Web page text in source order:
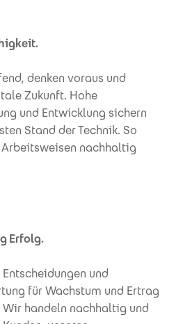
denken voraus und
Zukunft. Hohe
und Entwicklung sichern
Stand der Technik. So
nachhaltig
Erfolg.
und
für Wachstum und Ertrag
Wir handeln nachhaltig und